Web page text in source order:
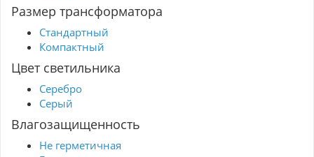
Размер трансформатора
Стандартный
Компактный
Цвет светильника
Серебро
Серый
Влагозащищенность
Не герметичная